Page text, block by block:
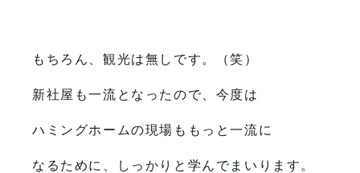
もちろん、観光は無しです。（笑）
新社屋も一流となったので、今度は
ハミングホームの現場ももっと一流に
なるために、しっかりと学んでまいります。